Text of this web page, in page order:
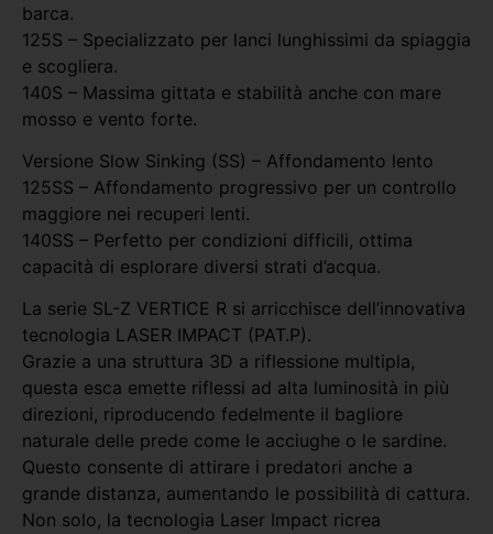
barca.
125S – Specializzato per lanci lunghissimi da spiaggia
e scogliera.
140S – Massima gittata e stabilità anche con mare
mosso e vento forte.
Versione Slow Sinking (SS) – Affondamento lento
125SS – Affondamento progressivo per un controllo
maggiore nei recuperi lenti.
140SS – Perfetto per condizioni difficili, ottima
capacità di esplorare diversi strati d’acqua.
La serie SL-Z VERTICE R si arricchisce dell’innovativa
tecnologia LASER IMPACT (PAT.P).
Grazie a una struttura 3D a riflessione multipla,
questa esca emette riflessi ad alta luminosità in più
direzioni, riproducendo fedelmente il bagliore
naturale delle prede come le acciughe o le sardine.
Questo consente di attirare i predatori anche a
grande distanza, aumentando le possibilità di cattura.
Non solo, la tecnologia Laser Impact ricrea